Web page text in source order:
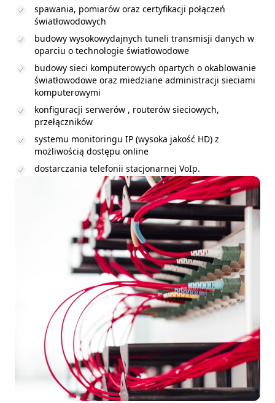
spawania, pomiarów oraz certyfikacji połączeń
światłowodowych
budowy wysokowydajnych tuneli transmisji danych w
oparciu o technologie światłowodowe
budowy sieci komputerowych opartych o okablowanie
światłowodowe oraz miedziane administracji sieciami
komputerowymi
konfiguracji serwerów , routerów sieciowych,
przełączników
systemu monitoringu IP (wysoka jakość HD) z
możliwością dostępu online
dostarczania telefonii stacjonarnej VoIp.